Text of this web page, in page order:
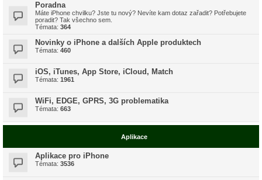
Poradna
Máte iPhone chvilku? Jste tu nový? Nevíte kam dotaz zařadit? Potřebujete
poradit? Tak všechno sem.
Témata: 364
Novinky o iPhone a dalších Apple produktech
Témata: 460
iOS, iTunes, App Store, iCloud, Match
Témata: 1961
WiFi, EDGE, GPRS, 3G problematika
Témata: 663
Aplikace
Aplikace pro iPhone
Témata: 3536